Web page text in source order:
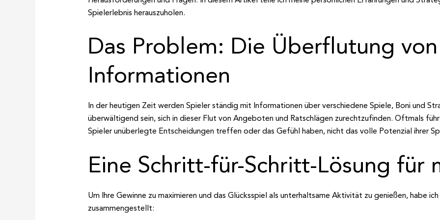
Spielerlebnis herauszuholen.
Das Problem: Die Überflutung von
Informationen
In der heutigen Zeit werden Spieler ständig mit Informationen über verschiedene Spiele, Boni und
überwältigend sein, sich in dieser Flut von Angeboten und Ratschlägen zurechtzufinden. Oftmals
Spieler unüberlegte Entscheidungen treffen oder das Gefühl haben, nicht das volle Potenzial ihrer
Eine Schritt-für-Schritt-Lösung für
Um Ihre Gewinne zu maximieren und das Glücksspiel als unterhaltsame Aktivität zu genießen, habe
zusammengestellt: